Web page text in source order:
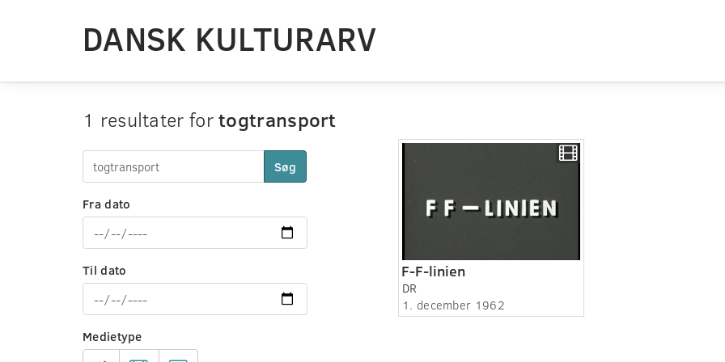
DANSK KULTURARV
1 resultater fortogtransport
Søg
Fra dato
Til dato
Medietype
F-F-linien
DR
1. december 1962